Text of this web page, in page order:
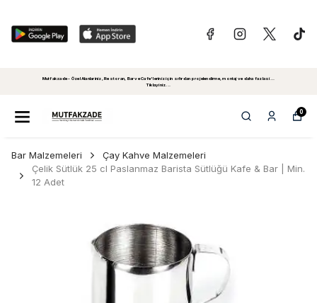
Mutfakzade - Özel Alanlariniz, Restoran, Bar ve Cafe'leriniz için sıfırdan projelendirme, montaj ve daha fazlasi...
Tiklayiniz...
0
Bar Malzemeleri
Çay Kahve Malzemeleri
Çelik Sütlük 25 cl Paslanmaz Barista Sütlüğü Kafe & Bar | Min.
12 Adet